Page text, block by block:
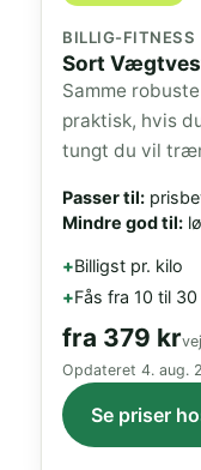
BILLIG-FITNESS
Sort
Samme
praktisk, hvis
tungt du vil
Passer til:
Mindre god til:
Billigst pr. kilo
Fås fra 10 til
fra 379 kr
Opdateret 4. aug.
Se priser